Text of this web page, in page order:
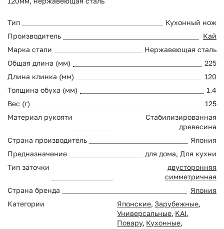
Тип
Кухонный нож
Производитель
Кай
Марка стали
Нержавеющая сталь
Общая длина (мм)
225
Длина клинка (мм)
120
Толщина обуха (мм)
1.4
Вес (г)
125
Материал рукояти
Стабилизированная
древесина
Страна производитель
Япония
Предназначение
для дома, Для кухни
Тип заточки
двусторонняя
симметричная
Страна бренда
Япония
Категории
Японские, Зарубежные,
Универсальные, KAI,
Повару, Кухонные,